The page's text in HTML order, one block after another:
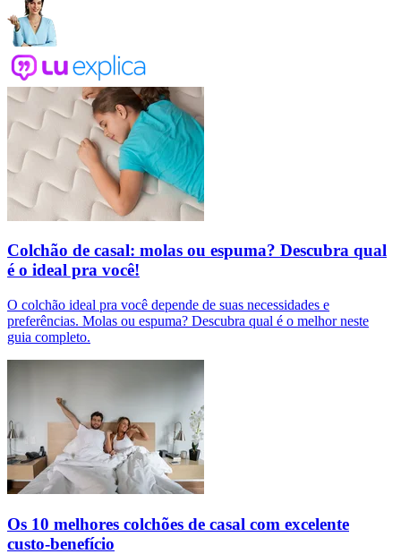
Colchão de casal: molas ou espuma? Descubra qual
é o ideal pra você!
O colchão ideal pra você depende de suas necessidades e
preferências. Molas ou espuma? Descubra qual é o melhor neste
guia completo.
Os 10 melhores colchões de casal com excelente
custo-benefício